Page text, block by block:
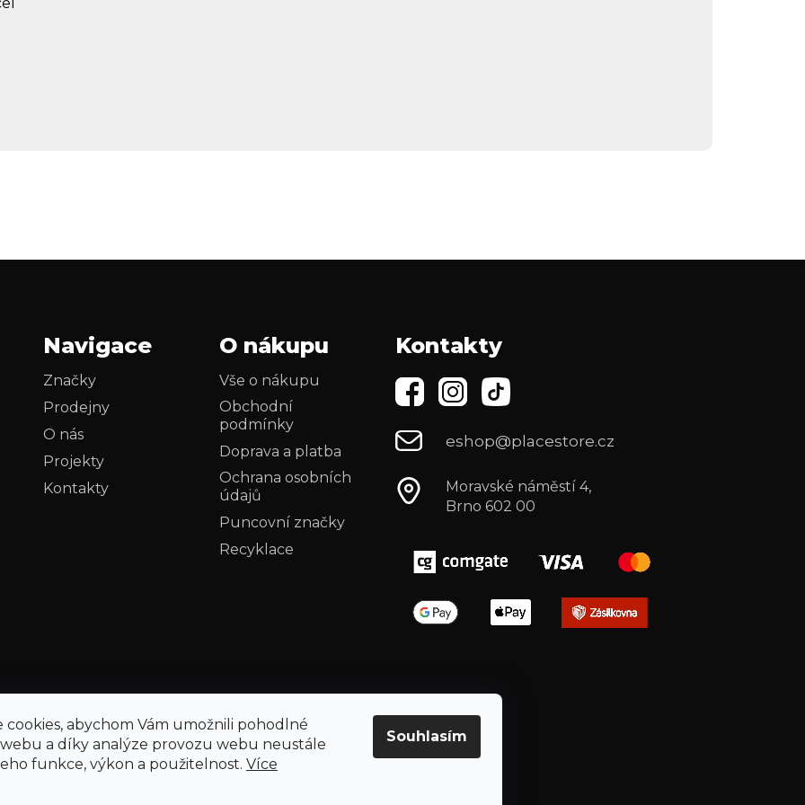
cookies, abychom Vám umožnili pohodlné
a díky analýze provozu webu neustále
funkce, výkon a použitelnost. Více
Souhlasím
Navigace
Značky
Prodejny
O nás
Projekty
Kontakty
O nákupu
Vše o nákupu
Obchodní
podmínky
Doprava a platba
Ochrana osobních
údajů
Puncovní značky
Recyklace
Kontakty
eshop@placestore.cz
Moravské náměstí 4,
Brno 602 00